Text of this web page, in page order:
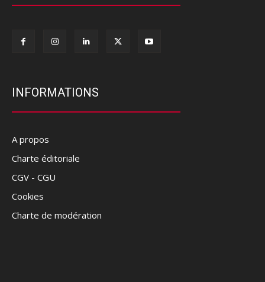
INFORMATIONS
A propos
Charte éditoriale
CGV - CGU
Cookies
Charte de modération